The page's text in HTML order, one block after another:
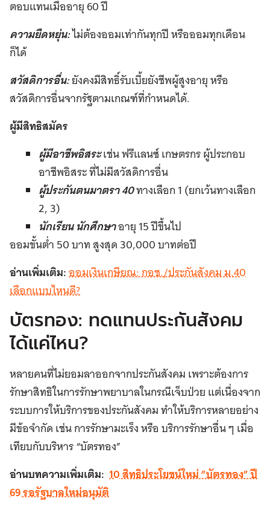
ตอบแทนเมื่ออายุ 60 ปี
ความยืดหยุ่น:ไม่ต้องออมเท่ากันทุกปี หรือออมทุกเดือน
ก็ได้
สวัสดิการอื่น:ยังคงมีสิทธิ์รับเบี้ยยังชีพผู้สูงอายุ หรือ
สวัสดิการอื่นจากรัฐตามเกณฑ์ที่กำหนดได้.
ผู้มีสิทธิสมัคร
ผู้มีอาชีพอิสระเช่น ฟรีแลนซ์ เกษตรกร ผู้ประกอบ
อาชีพอิสระ ที่ไม่มีสวัสดิการอื่น
ผู้ประกันตนมาตรา 40ทางเลือก 1 (ยกเว้นทางเลือก
2, 3)
นักเรียน นักศึกษาอายุ 15 ปีขึ้นไป
ออมขั้นต่ำ 50 บาท สูงสุด 30,000 บาทต่อปี
อ่านเพิ่มเติม:ออมเงินเกษียณ: กอช./ประกันสังคม ม.40
เลือกแบบไหนดี?
บัตรทอง: ทดแทนประกันสังคม
ได้แค่ไหน?
หลายคนที่ไม่ยอมลาออกจากประกันสังคม เพราะต้องการ
รักษาสิทธิในการรักษาพยาบาลในกรณีเจ็บป่วย แต่เนื่องจาก
ระบบการให้บริการของประกันสังคม ทำให้บริการหลายอย่าง
มีข้อจำกัด เช่น การรักษามะเร็ง หรือ บริการรักษาอื่น ๆ เมื่อ
เทียบกับบริหาร “บัตรทอง”
อ่านบทความเพิ่มเติม: 10 สิทธิประโยชน์ใหม่ ”บัตรทอง” ปี
69 รอรัฐบาลใหม่อนุมัติ